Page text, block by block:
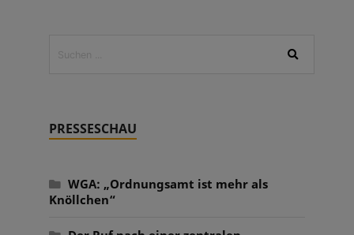
PRESSESCHAU
WGA: „Ordnungsamt ist mehr als
Knöllchen“